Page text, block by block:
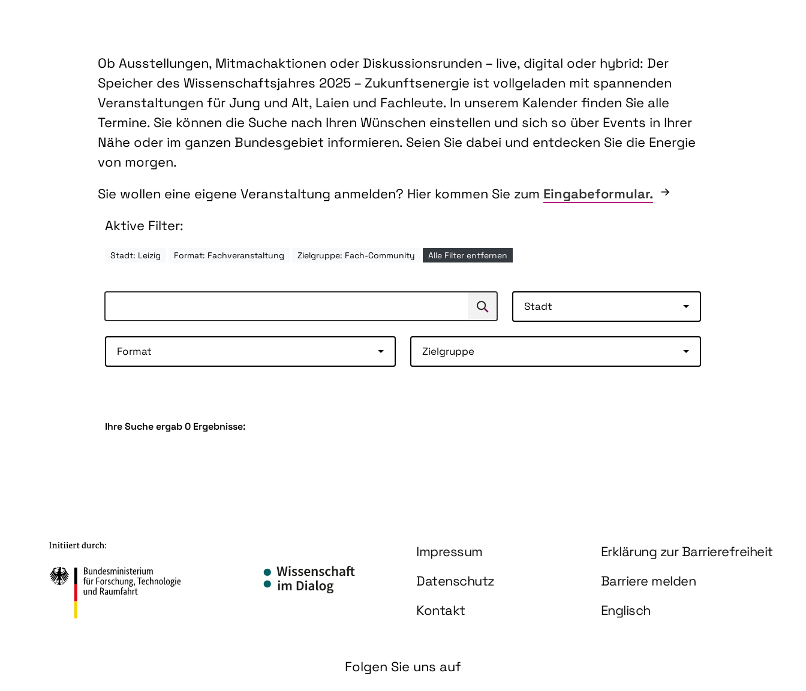
Ob Ausstellungen, Mitmachaktionen oder Diskussionsrunden – live, digital oder hybrid: Der
Speicher des Wissenschaftsjahres 2025 – Zukunftsenergie ist vollgeladen mit spannenden
Veranstaltungen für Jung und Alt, Laien und Fachleute. In unserem Kalender finden Sie alle
Termine. Sie können die Suche nach Ihren Wünschen einstellen und sich so über Events in Ihrer
Nähe oder im ganzen Bundesgebiet informieren. Seien Sie dabei und entdecken Sie die Energie
von morgen.
Sie wollen eine eigene Veranstaltung anmelden? Hier kommen Sie zum Eingabeformular.
Aktive Filter:
Stadt: Leizig Format: Fachveranstaltung Zielgruppe: Fach-Community Alle Filter entfernen
Suchen Stadt
Format Zielgruppe
Ihre Suche ergab 0 Ergebnisse:
Information und Service
Impressum
Erklärung zur Barrierefreiheit
Datenschutz
Barriere melden
Kontakt
Englisch
Folgen Sie uns auf